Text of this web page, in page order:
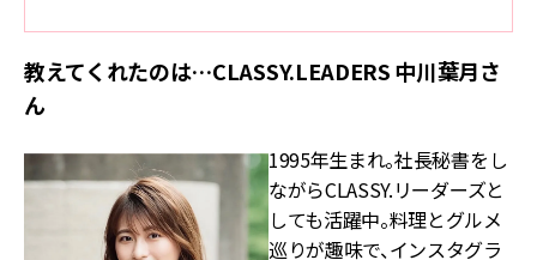
教えてくれたのは…CLASSY.LEADERS 中川葉月さ
ん
1995年生まれ。社長秘書をし
ながらCLASSY.リーダーズと
しても活躍中。料理とグルメ
巡りが趣味で、インスタグラ